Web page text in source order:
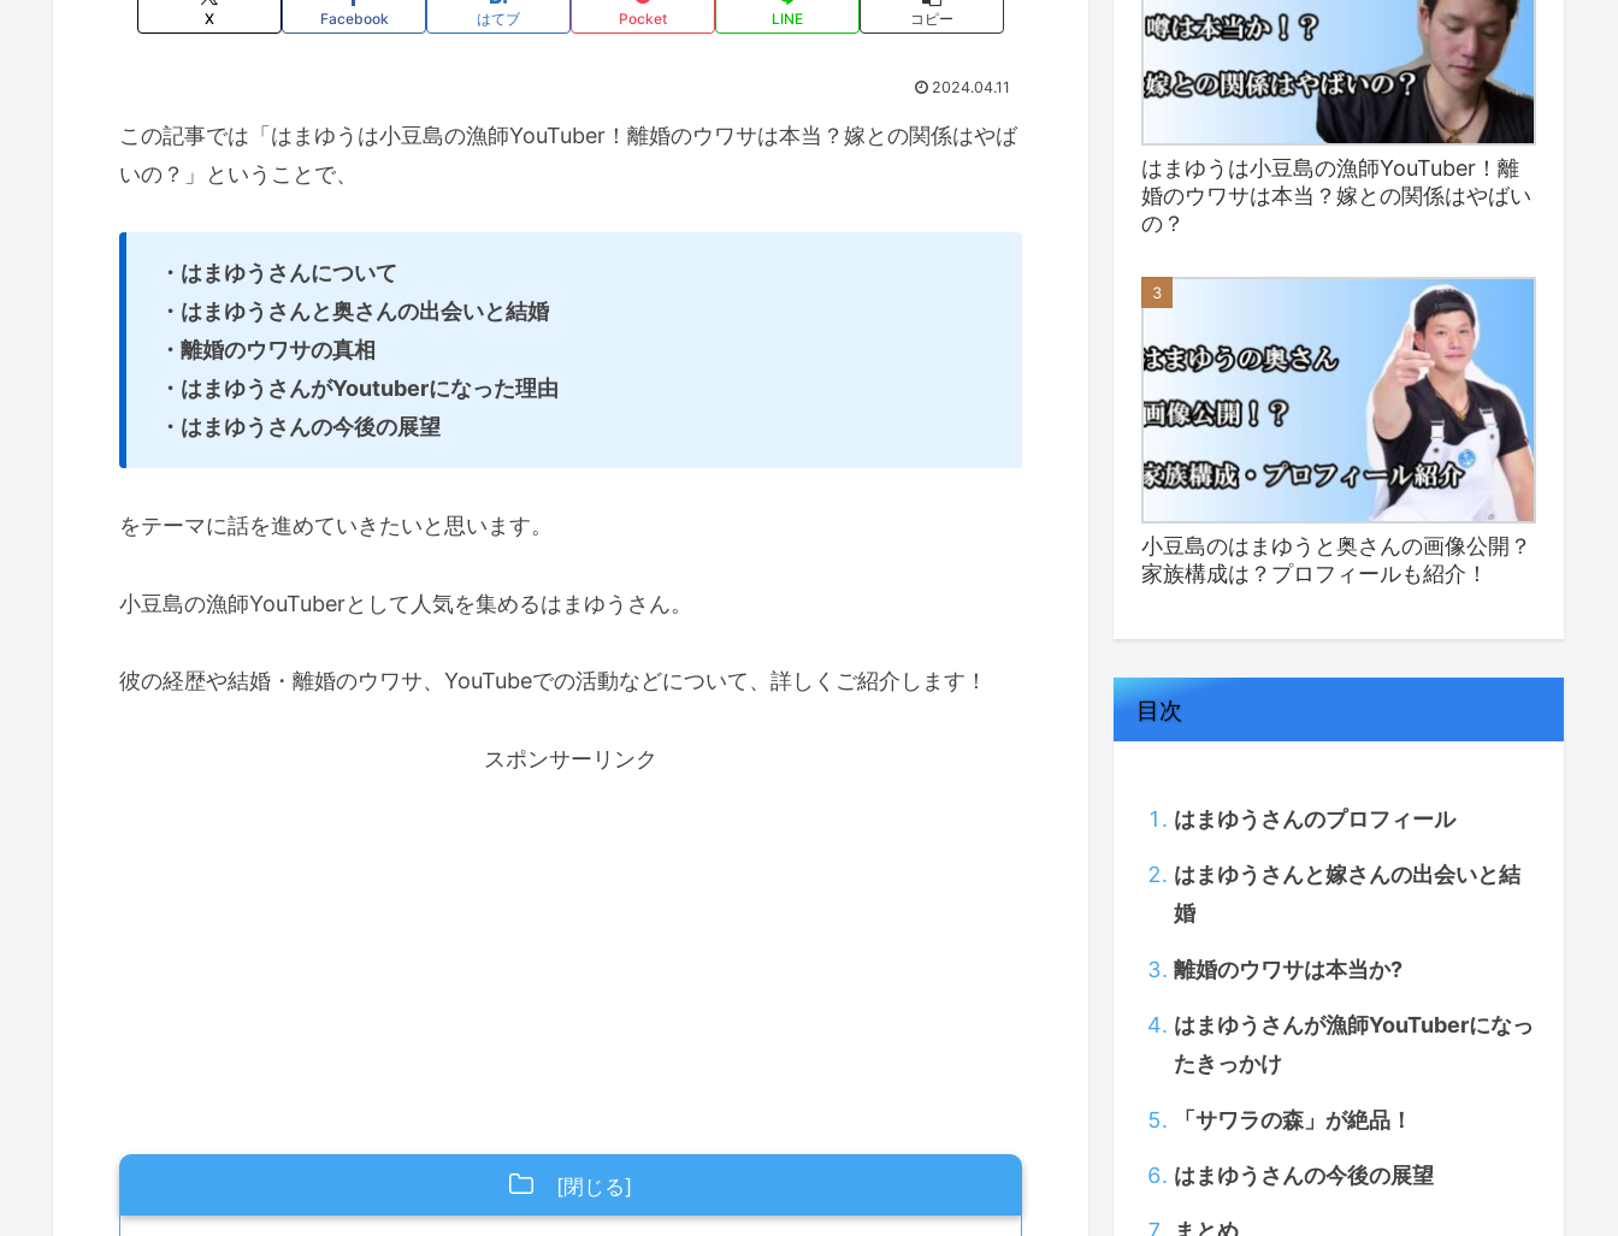
X Facebook はてブ Pocket LINE コピー
2024.04.11
この記事では「はまゆうは小豆島の漁師YouTuber！離婚のウワサは本当？嫁との関係はやば
いの？」ということで、
・はまゆうさんについて
・はまゆうさんと奥さんの出会いと結婚
・離婚のウワサの真相
・はまゆうさんがYoutuberになった理由
・はまゆうさんの今後の展望
をテーマに話を進めていきたいと思います。
小豆島の漁師YouTuberとして人気を集めるはまゆうさん。
彼の経歴や結婚・離婚のウワサ、YouTubeでの活動などについて、詳しくご紹介します！
スポンサーリンク
はまゆうは小豆島の漁師YouTuber！離
婚のウワサは本当？嫁との関係はやばい
の？
小豆島のはまゆうと奥さんの画像公開？
家族構成は？プロフィールも紹介！
目次
はまゆうさんのプロフィール
はまゆうさんと嫁さんの出会いと結
婚
離婚のウワサは本当か?
はまゆうさんが漁師YouTuberになっ
たきっかけ
「サワラの森」が絶品！
はまゆうさんの今後の展望